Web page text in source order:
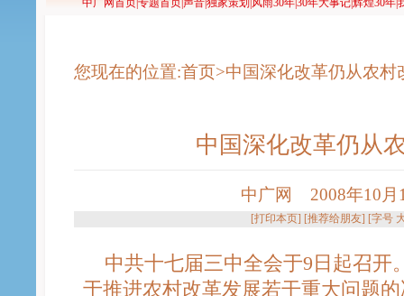
您现在的位置:首页>中国深化改革仍从农村
中国深化改革仍从
中广网 2008年10月
[打印本页] [推荐给朋友] [字号
中共十七届三中全会于9日起召开
于推进农村改革发展若干重大问题